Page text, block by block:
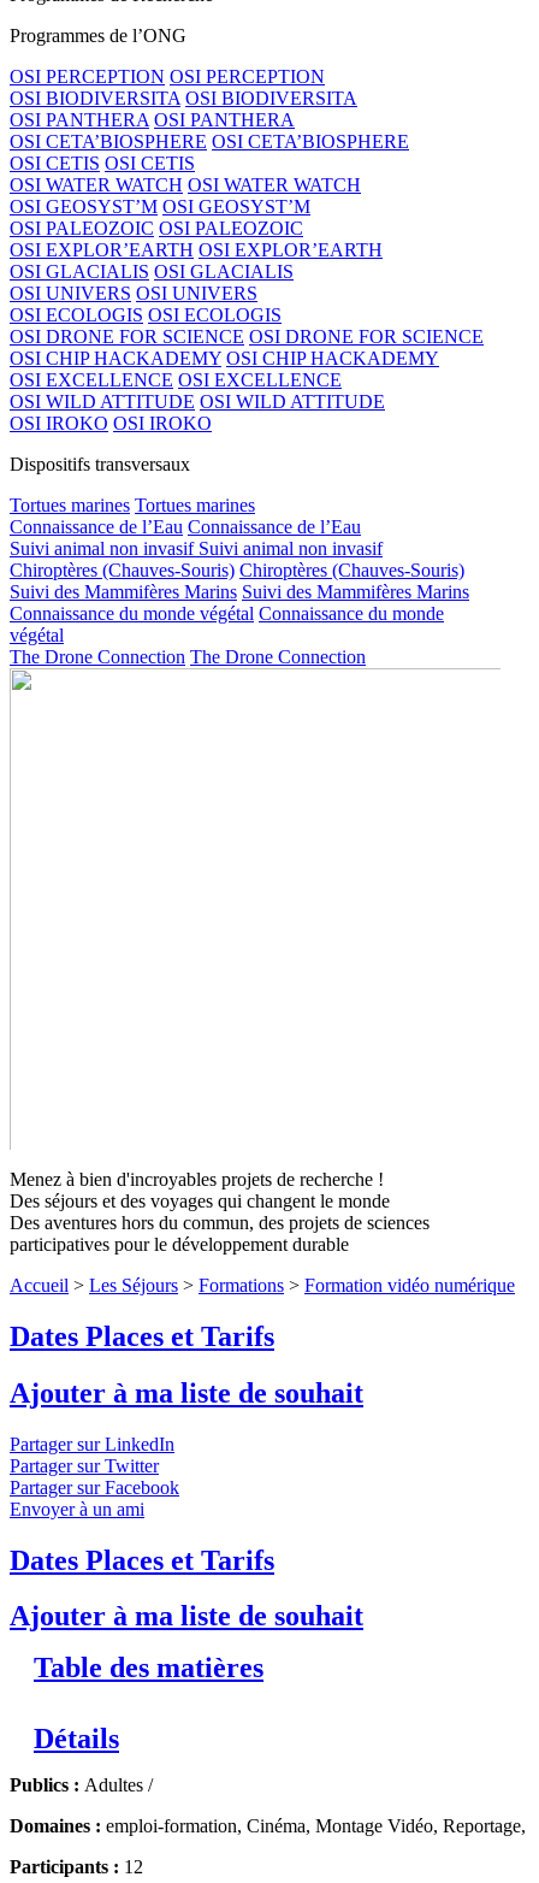
Programmes de l’ONG
OSI PERCEPTION OSI PERCEPTION
OSI BIODIVERSITA OSI BIODIVERSITA
OSI PANTHERA OSI PANTHERA
OSI CETA’BIOSPHERE OSI CETA’BIOSPHERE
OSI CETIS OSI CETIS
OSI WATER WATCH OSI WATER WATCH
OSI GEOSYST’M OSI GEOSYST’M
OSI PALEOZOIC OSI PALEOZOIC
OSI EXPLOR’EARTH OSI EXPLOR’EARTH
OSI GLACIALIS OSI GLACIALIS
OSI UNIVERS OSI UNIVERS
OSI ECOLOGIS OSI ECOLOGIS
OSI DRONE FOR SCIENCE OSI DRONE FOR SCIENCE
OSI CHIP HACKADEMY OSI CHIP HACKADEMY
OSI EXCELLENCE OSI EXCELLENCE
OSI WILD ATTITUDE OSI WILD ATTITUDE
OSI IROKO OSI IROKO
Dispositifs transversaux
Tortues marines Tortues marines
Connaissance de l’Eau Connaissance de l’Eau
Suivi animal non invasif Suivi animal non invasif
Chiroptères (Chauves-Souris) Chiroptères (Chauves-Souris)
Suivi des Mammifères Marins Suivi des Mammifères Marins
Connaissance du monde végétal Connaissance du monde
végétal
The Drone Connection The Drone Connection
Formation vidéo numériqueNiveaux 1
promotionnelles de votre organisme ou de votre projet.
descriptif détaillé plus bas ↓ Niveaux 1 à 4
Menez à bien d'incroyables projets de recherche !
Des séjours et des voyages qui changent le monde
Des aventures hors du commun, des projets de sciences
participatives pour le développement durable
Accueil > Les Séjours > Formations > Formation vidéo numérique
Dates Places et Tarifs
Ajouter à ma liste de souhait
Partager sur LinkedIn
Partager sur Twitter
Partager sur Facebook
Envoyer à un ami
Dates Places et Tarifs
Ajouter à ma liste de souhait
Table des matières
Détails
Publics : Adultes /
Domaines : emploi-formation, Cinéma, Montage Vidéo, Reportage,
Participants : 12